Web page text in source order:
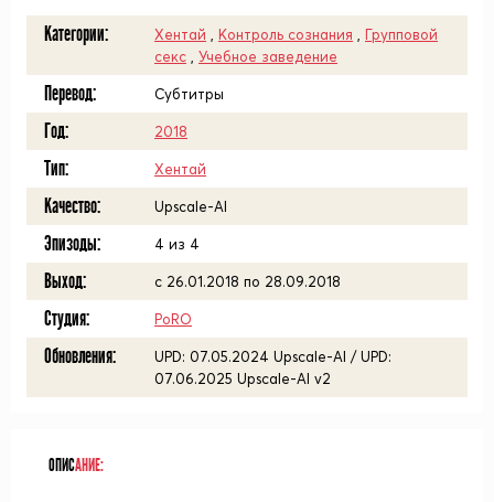
Категории: Хентай Контроль сознания
Групповой
секс
Учебное заведение
Перевод: Субтитры
Год: 2018
Тип: Хентай
Качество: Upscale-AI
Эпизоды: 4 из 4
Выход: с 26.01.2018 по 28.09.2018
Студия: PoRO
Обновления:
UPD: 07.05.2024 Upscale-AI / UPD:
07.06.2025 Upscale-AI v2
ОПИСАНИЕ: